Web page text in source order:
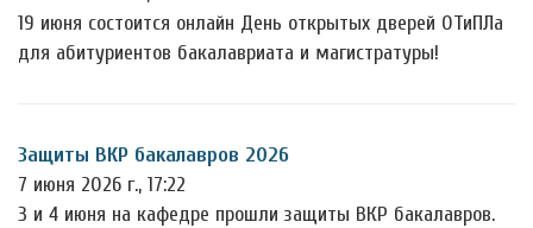
19 июня состоится онлайн День открытых дверей ОТиПЛа
для абитуриентов бакалавриата и магистратуры!
Защиты ВКР бакалавров 2026
7 июня 2026 г., 17:22
3 и 4 июня на кафедре прошли защиты ВКР бакалавров.